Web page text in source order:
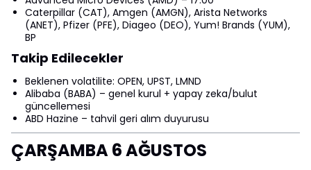
Caterpillar (CAT), Amgen (AMGN), Arista Networks
(ANET), Pfizer (PFE), Diageo (DEO), Yum! Brands (YUM),
BP
Takip Edilecekler
Beklenen volatilite: OPEN, UPST, LMND
Alibaba (BABA) – genel kurul + yapay zeka/bulut
güncellemesi
ABD Hazine – tahvil geri alım duyurusu
ÇARŞAMBA 6 AĞUSTOS